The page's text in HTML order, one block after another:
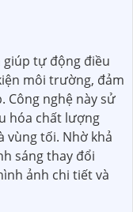
có mức giá hấp
thiết kế dễ dàng
mà không cần
được sản xuất bởi
lĩnh vực an ninh
vào chất lượng của
giúp tự động điều
môi trường, đảm
Công nghệ này sử
hóa chất lượng
vùng tối. Nhờ khả
sáng thay đổi
ảnh chi tiết và